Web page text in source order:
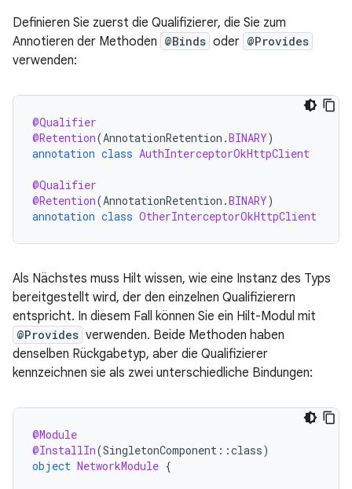
Definieren Sie zuerst die Qualifizierer, die Sie zum
Annotieren der Methoden @Binds oder @Provides
verwenden:
@Qualifier
@Retention(AnnotationRetention .BINARY)
annotation class AuthInterceptorOkHttpClient
@Qualifier
@Retention(AnnotationRetention .BINARY)
annotation class OtherInterceptorOkHttpClient
Als Nächstes muss Hilt wissen, wie eine Instanz des Typs
bereitgestellt wird, der den einzelnen Qualifizierern
entspricht. In diesem Fall können Sie ein Hilt-Modul mit
@Provides verwenden. Beide Methoden haben
denselben Rückgabetyp, aber die Qualifizierer
kennzeichnen sie als zwei unterschiedliche Bindungen:
@Module
@InstallIn(SingletonComponent ::class)
object NetworkModule {